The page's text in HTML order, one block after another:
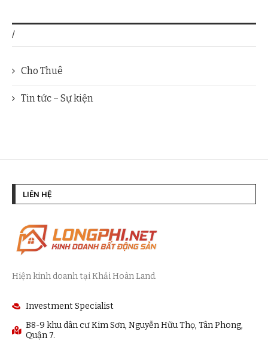
/
Cho Thuê
Tin tức – Sự kiện
LIÊN HỆ
Hiện kinh doanh tại Khải Hoàn Land.
Investment Specialist
B8-9 khu dân cư Kim Sơn, Nguyễn Hữu Thọ, Tân Phong,
Quận 7.